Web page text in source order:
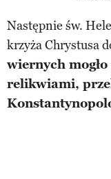
Następnie św.
krzyża Chrystusa
wiernych
relikwiami,